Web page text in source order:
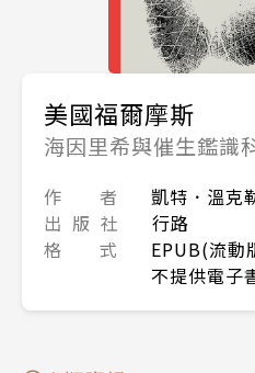
美國福爾摩斯
海因里希與催生鑑識
作 者
凱特．溫克
出 版 社
行路
格 式
EPUB(流動
不提供電子